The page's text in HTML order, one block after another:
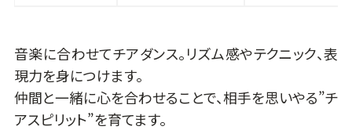
音楽に合わせてチアダンス。リズム感やテクニック、表
現力を身につけます。
仲間と一緒に心を合わせることで、相手を思いやる”チ
アスピリット”を育てます。